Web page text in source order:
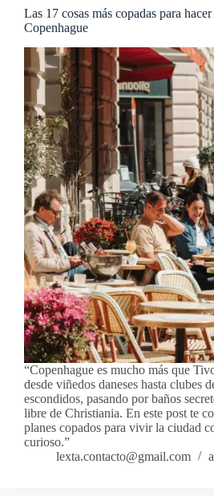
Las 17 cosas más copadas para hacer
Copenhague
“Copenhague es mucho más que
desde viñedos daneses hasta clubes
escondidos, pasando por baños
libre de Christiania. En este post te
planes copados para vivir la ciudad
curioso.”
lexta.contacto@gmail.com